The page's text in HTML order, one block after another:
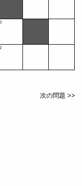
次の問題 >>